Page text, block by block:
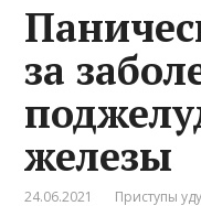
за
железы
24.06.2021 Приступы